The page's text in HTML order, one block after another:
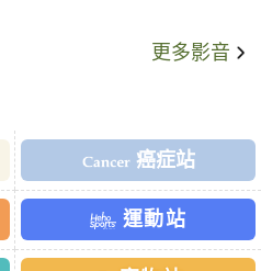
更多影音
癌症站
運動站